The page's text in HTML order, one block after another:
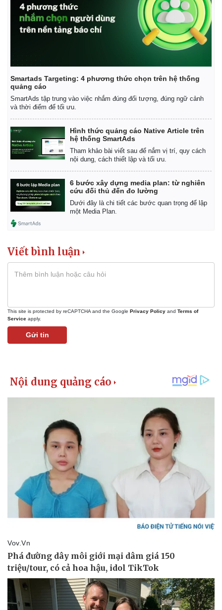
Kinh tế
Bất động sản
Smartads Targeting: 4 phương thức chọn trên hệ thống
quảng cáo
SmartAds tập trung vào việc nhắm đúng đối tượng, đúng ngữ cảnh
và thời điểm để tối ưu.
Hình thức quảng cáo Native Article trên
hệ thống SmartAds
Tham khảo bài viết sau để nắm vị trí, quy cách
nội dung, cách thiết lập và tối ưu.
6 bước xây dựng media plan: từ nghiên
cứu đối thủ đến đo lường
Dưới đây là chi tiết các bước quan trọng để lập
một Media Plan.
Viết bình luận
This site is protected by reCAPTCHA and the Google Privacy Policy and Terms of
Service apply.
Gửi tin